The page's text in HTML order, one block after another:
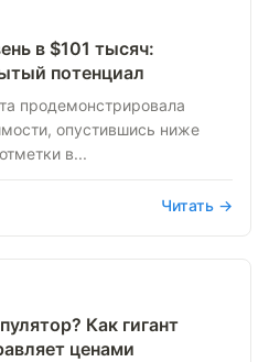
в $101 тысяч:
потенциал
продемонстрировала
опустившись ниже
в...
Читать →
Как гигант
ценами